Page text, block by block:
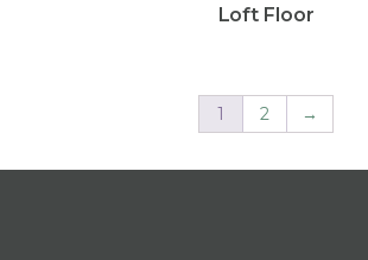
Loft Floor
1 2 →